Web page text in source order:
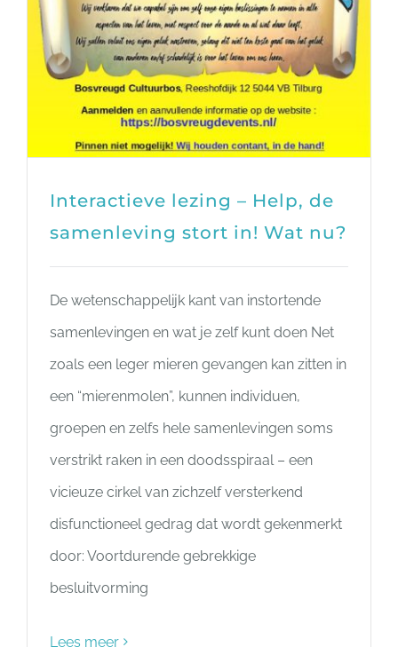
Interactieve lezing – Help, de
samenleving stort in! Wat nu?
De wetenschappelijk kant van instortende
samenlevingen en wat je zelf kunt doen Net
zoals een leger mieren gevangen kan zitten in
een “mierenmolen”, kunnen individuen,
groepen en zelfs hele samenlevingen soms
verstrikt raken in een doodsspiraal – een
vicieuze cirkel van zichzelf versterkend
disfunctioneel gedrag dat wordt gekenmerkt
door: Voortdurende gebrekkige
besluitvorming
Lees meer